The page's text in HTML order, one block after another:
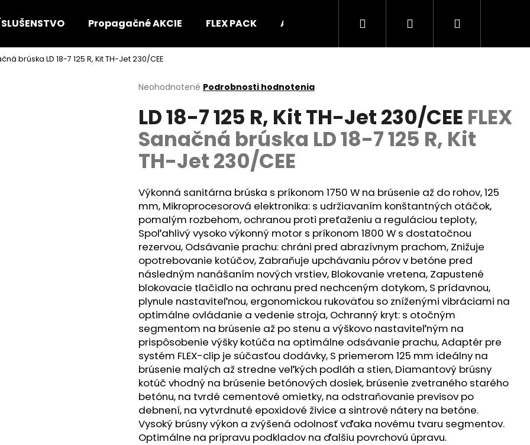
Propagačné AKCIE FLEX PACK AKU Stroje UHLOVÉ BRÚSKY
Hľadať PrihlásenieNákupný
brúska LD 18-7 125 R, Kit TH-Jet 230/CEE
Priemerné
produktu
je
0,0
z
5
hviezdičiek.
Neohodnotené Podrobnosti hodnotenia
LD 18-7 125 R, Kit TH-Jet 230/CEE FLEX
Sanačná brúska LD 18-7 125 R, Kit
TH-Jet 230/CEE
Výkonná sanitárna brúska s príkonom 1750 W na brúsenie až do rohov, 125
mm, Mikroprocesorová elektronika: s udržiavaním konštantných otáčok,
pomalým rozbehom, ochranou proti preťaženiu a reguláciou teploty,
Spoľahlivý vysoko výkonný motor s príkonom 1800 W s dostatočnou
rezervou, Odsávanie prachu: chráni pred abrazívnym prachom, Znižuje
opotrebovanie kotúčov, Zabraňuje upchávaniu pórov v betóne pred
následným nanášaním nových vrstiev, Blokovanie vretena, Zapustené
blokovacie tlačidlo na ochranu pred nechceným dotykom, S prídavnou,
plynule nastaviteľnou, ergonomickou rukoväťou so zníženými vibráciami na
optimálne ovládanie a vedenie stroja, Ochranný kryt: s otočným
segmentom na brúsenie až po stenu a výškovo nastaviteľným na
prispôsobenie výšky kotúča na optimálne odsávanie prachu, Adaptér pre
systém FLEX-clip je súčasťou dodávky, S priemerom 125 mm ideálny na
brúsenie malých až stredne veľkých podláh a stien, Diamantový brúsny
kotúč vhodný na brúsenie betónových dosiek, brúsenie zvetraného starého
betónu, na tvrdé cementové omietky, na odstraňovanie previsov po
debnení, na vytvrdnuté epoxidové živice a sintrové nátery na betóne.
Vysoký brúsny výkon a zvýšená odolnosť vďaka novému tvaru segmentov.
Optimálne na prípravu podkladov na ďalšiu povrchovú úpravu.
Čo potrebujete nájsť?
HĽADAŤ
Nasledujúce
FLEX MADLO SOLO AP 18/4.0FLEX AKUMULÁTOR LI-ION AP
18/4.0
€121,77